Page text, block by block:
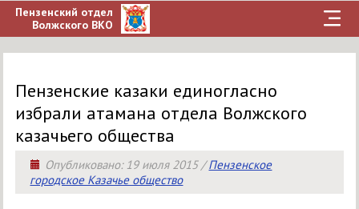
Пензенский отдел
Волжского ВКО
Пензенские казаки единогласно
избрали атамана отдела Волжского
казачьего общества
Опубликовано: 19 июля 2015/Пензенское
городское Казачье общество